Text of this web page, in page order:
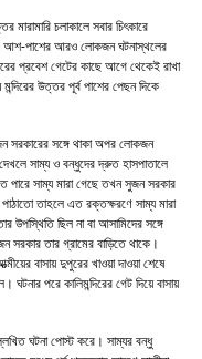
চলাকালে সবার চিৎকারে
আশ-পাশের আরও লোকজন ঘটনাস্থলের
প্রবেশ গেটের কাছে আগে থেকেই রাখা
উত্তর পূর্ব পাশের পেছন দিকে
সরকারের সঙ্গে থাকা অপর লোকজন
সাম্য ও বন্ধুদের দ্রুত হাসপাতালে
পারে সাম্য মারা গেছে তখন সুজন সরকার
তাহলে এত রক্তক্ষরণে সাম্য মারা
উপস্থিতি ছিল না বা আসামিদের সঙ্গে
সরকার তার গ্রামের বাড়িতে থাকে।
বাসায় দুপুরের খাওয়া দাওয়া শেষে
পরে কালিমন্দিরের গেট দিয়ে বাসায়
ঘটনা পোস্ট করে। সাম্যর বন্ধু